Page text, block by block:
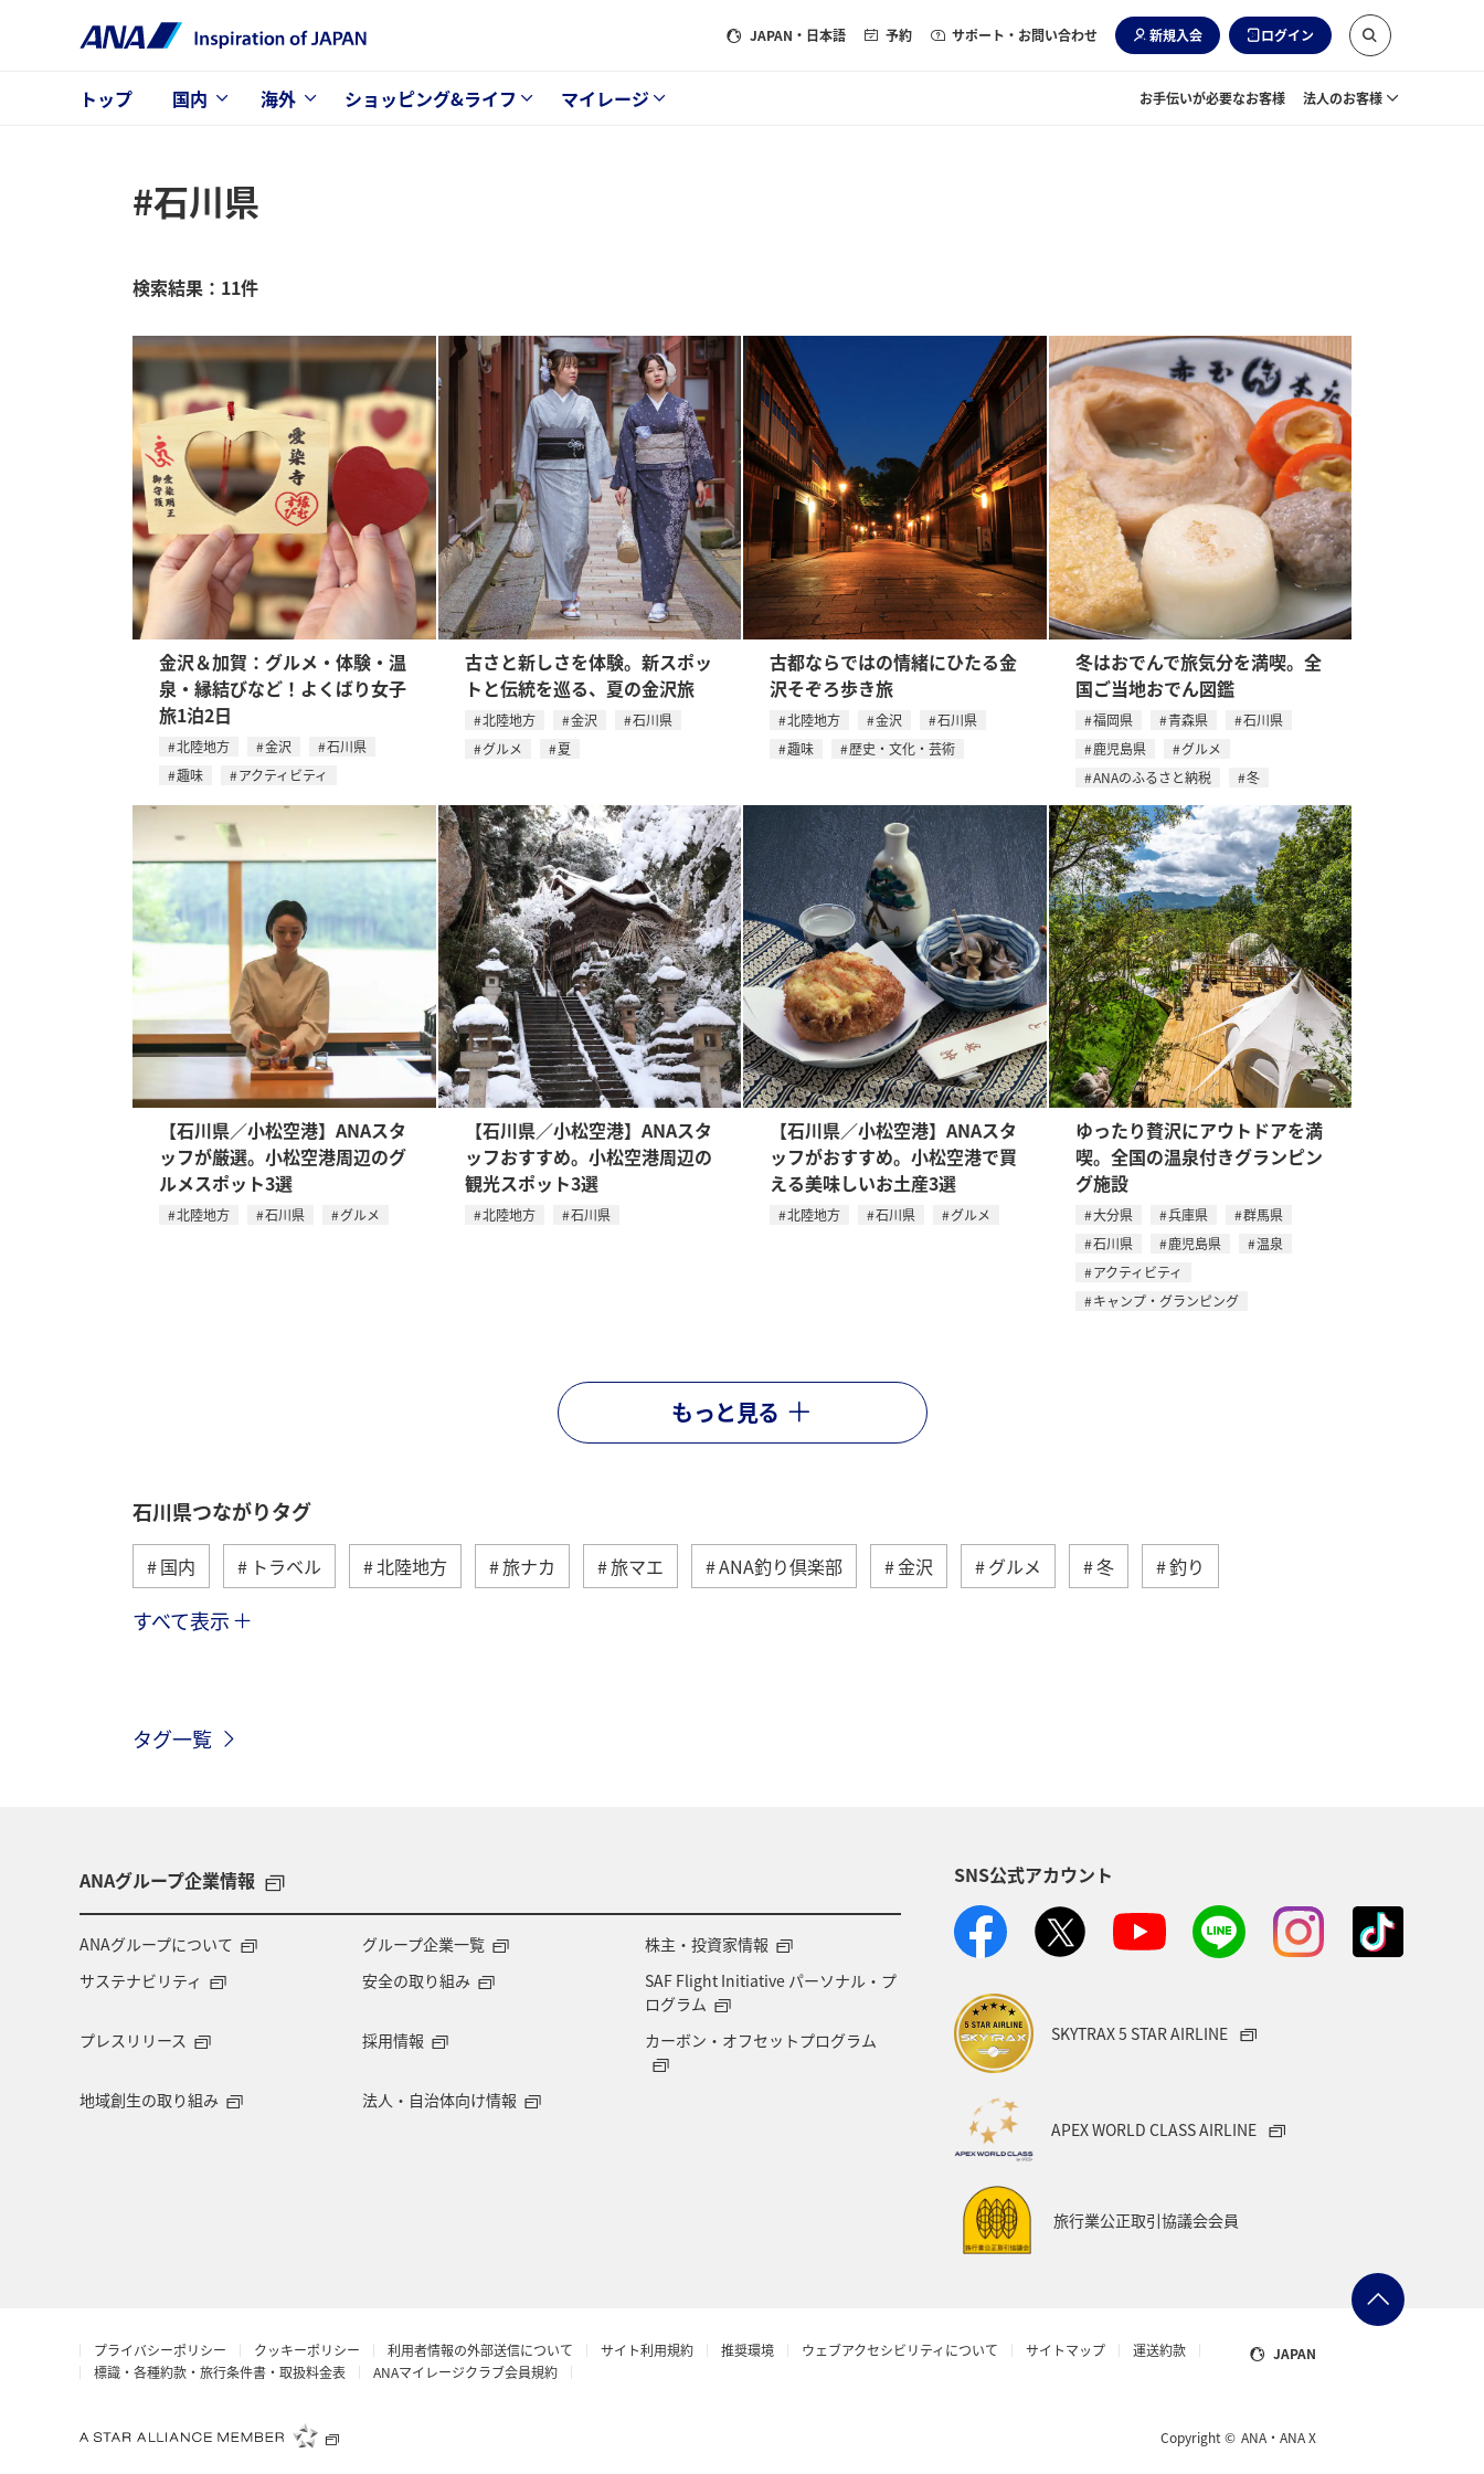
JAPAN ・日本語 予約 サポート・お問い合わせ 新規入会 ログイン
トップ 国内 海外 ショッピング&ライフ マイレージ お手伝いが必要なお客様 法人のお客様
#石川県
検索結果：11件
金沢＆加賀：グルメ・体験・温
泉・縁結びなど！よくばり女子
旅1泊2日
北陸地方 金沢
石川県
趣味
アクティビティ
古さと新しさを体験。新スポッ
トと伝統を巡る、夏の金沢旅
北陸地方 金沢
石川県
グルメ
夏
古都ならではの情緒にひたる金
沢そぞろ歩き旅
北陸地方 金沢
石川県
趣味
歴史・文化・芸術
冬はおでんで旅気分を満喫。全
国ご当地おでん図鑑
福岡県 青森県
石川県
鹿児島県
グルメ
ANAのふるさと納税
冬
【石川県／小松空港】ANAスタ
ッフが厳選。小松空港周辺のグ
ルメスポット3選
北陸地方 石川県 グルメ
【石川県／小松空港】ANAスタ
ッフおすすめ。小松空港周辺の
観光スポット3選
北陸地方 石川県
【石川県／小松空港】ANAスタ
ッフがおすすめ。小松空港で買
える美味しいお土産3選
北陸地方 石川県 グルメ
ゆったり贅沢にアウトドアを満
喫。全国の温泉付きグランピン
グ施設
大分県 兵庫県
群馬県
石川県
鹿児島県
温泉
アクティビティ
キャンプ・グランピング
もっと見る
石川県つながりタグ
国内 トラベル 北陸地方 旅ナカ 旅マエ ANA釣り倶楽部 金沢 グルメ 冬 釣り
夏 秋
温泉
すべて表示
タグ一覧
ANAグループ企業情報
ANAグループについて グループ企業一覧
株主・投資家情報
サステナビリティ
安全の取り組み
SAF Flight Initiative パーソナル・プ
ログラム
プレスリリース
採用情報 カーボン・オフセットプログラム
地域創生の取り組み 法人・自治体向け情報
SNS公式アカウント
SKYTRAX 5 STAR AIRLINE
APEX WORLD CLASS AIRLINE
旅行業公正取引協議会会員
プライバシーポリシー クッキーポリシー 利用者情報の外部送信について サイト利用規約 推奨環境 ウェブアクセシビリティについて サイトマップ
運送約款
標識・各種約款・旅行条件書・取扱料金表
ANAマイレージクラブ会員規約
JAPAN
Copyright © ANA・ANA X